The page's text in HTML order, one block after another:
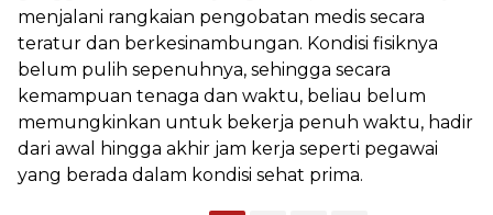
menjalani rangkaian pengobatan medis secara
teratur dan berkesinambungan. Kondisi fisiknya
belum pulih sepenuhnya, sehingga secara
kemampuan tenaga dan waktu, beliau belum
memungkinkan untuk bekerja penuh waktu, hadir
dari awal hingga akhir jam kerja seperti pegawai
yang berada dalam kondisi sehat prima.